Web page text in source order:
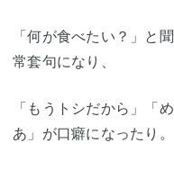
「何が食べたい？」と
常套句になり、
「もうトシだから」「
あ」が口癖になったり。